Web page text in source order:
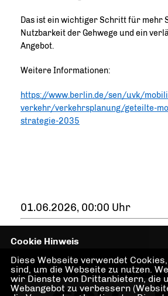
Das ist ein wichtiger Schritt für mehr
Nutzbarkeit der Gehwege und ein
Angebot.
Weitere Informationen:
https://www.berlin.de/sen/uvk/
verkehr/verkehrsplanung/geteilte-
strategie-2035
01.06.2026, 00:00 Uhr
Cookie Hinweis
Diese Webseite verwendet
sind, um die Webseite zu nutzen.
wir Dienste von Drittanbietern, die
Webangebot zu verbessern